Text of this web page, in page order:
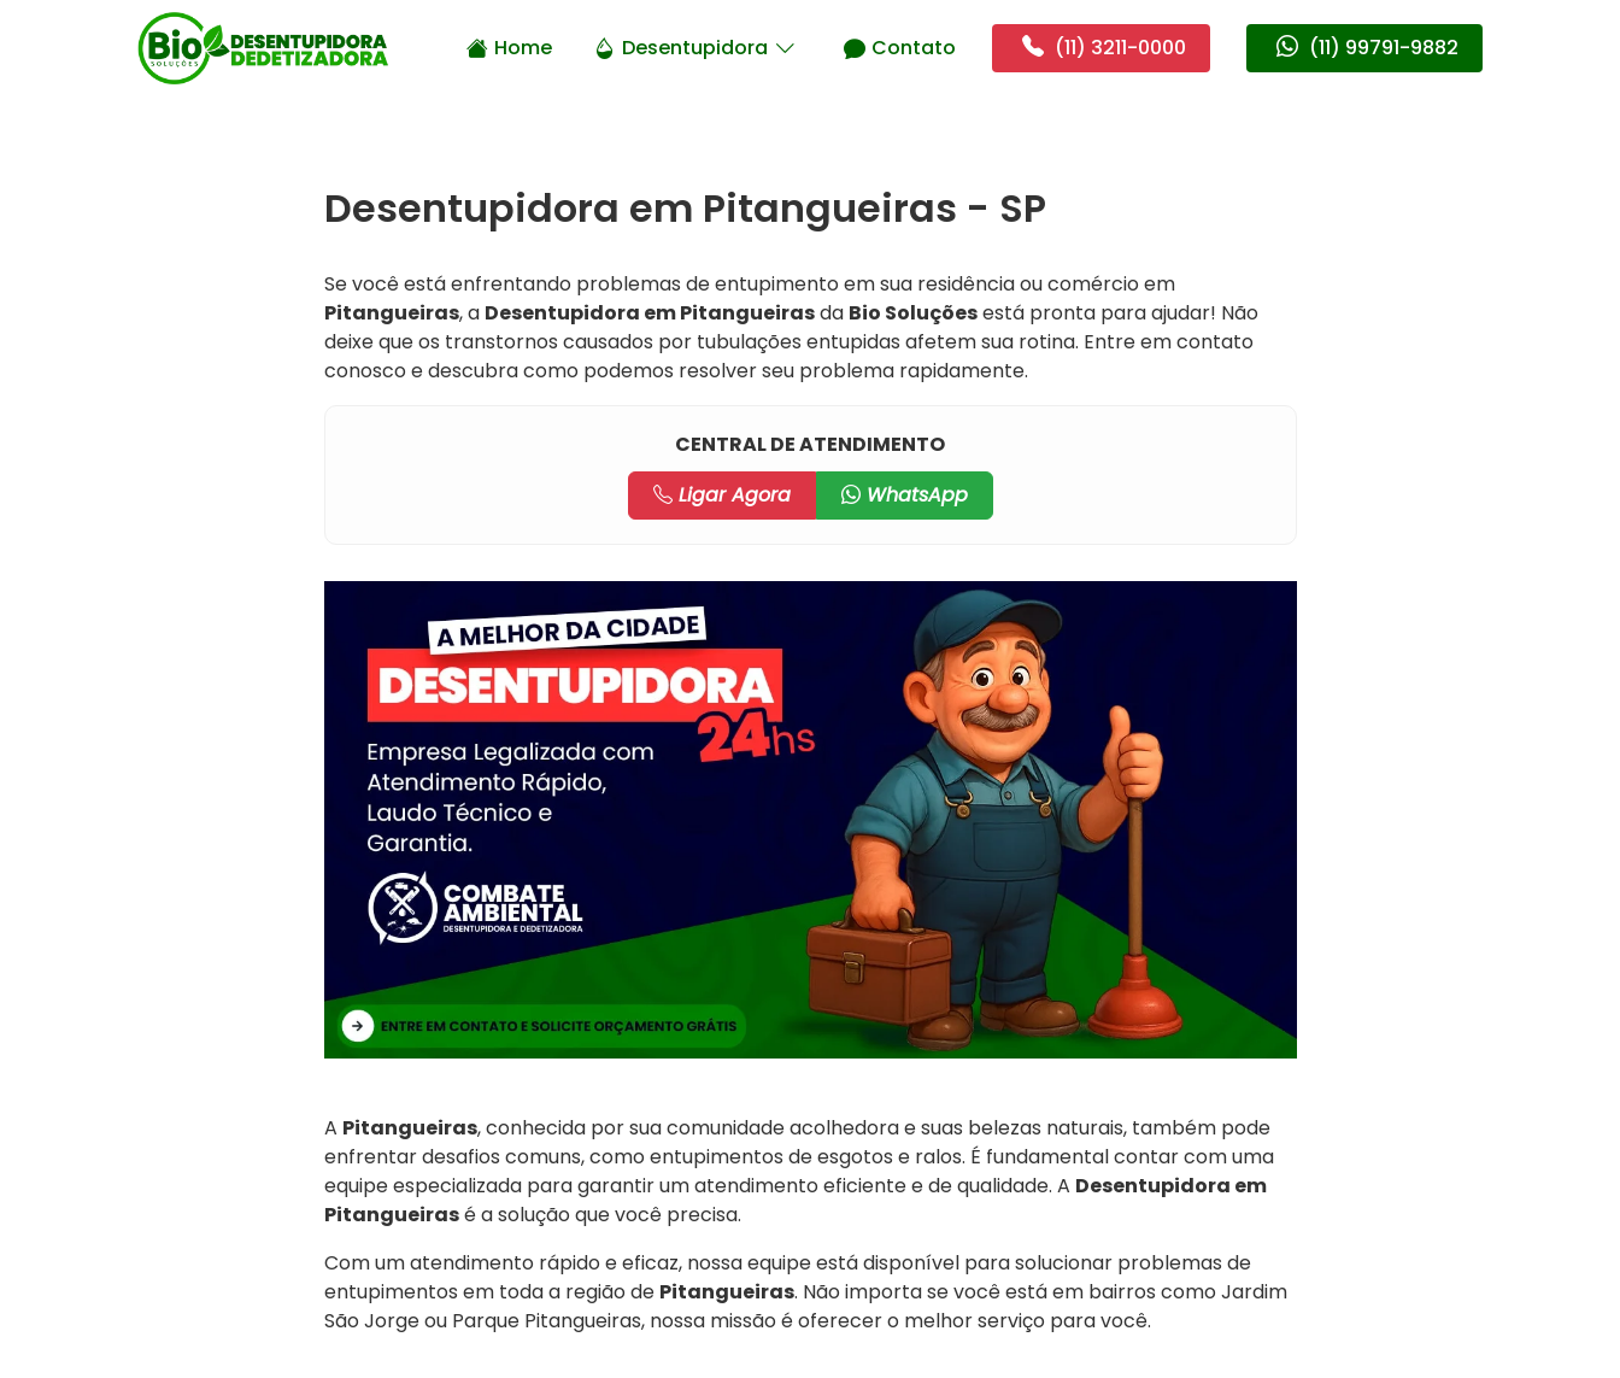
Home Desentupidora Contato (11) 3211-0000 (11) 99791-9882
Desentupidora em Pitangueiras - SP
Se você está enfrentando problemas de entupimento em sua residência ou comércio em
Pitangueiras, a Desentupidora em Pitangueirasda Bio Soluçõesestá pronta para ajudar! Não
deixe que os transtornos causados por tubulações entupidas afetem sua rotina. Entre em contato
conosco e descubra como podemos resolver seu problema rapidamente.
CENTRAL DE ATENDIMENTO
Ligar Agora
WhatsApp
A Pitangueiras, conhecida por sua comunidade acolhedora e suas belezas naturais, também pode
enfrentar desafios comuns, como entupimentos de esgotos e ralos. É fundamental contar com uma
equipe especializada para garantir um atendimento eficiente e de qualidade. A Desentupidora em
Pitangueirasé a solução que você precisa.
Com um atendimento rápido e eficaz, nossa equipe está disponível para solucionar problemas de
entupimentos em toda a região de Pitangueiras. Não importa se você está em bairros como Jardim
São Jorge ou Parque Pitangueiras, nossa missão é oferecer o melhor serviço para você.